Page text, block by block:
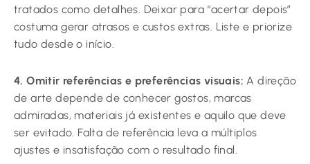
tratados como detalhes. Deixar para “acertar depois”
costuma gerar atrasos e custos extras. Liste e priorize
tudo desde o início.
4. Omitir referências e preferências visuais: A direção
de arte depende de conhecer gostos, marcas
admiradas, materiais já existentes e aquilo que deve
ser evitado. Falta de referência leva a múltiplos
ajustes e insatisfação com o resultado final.